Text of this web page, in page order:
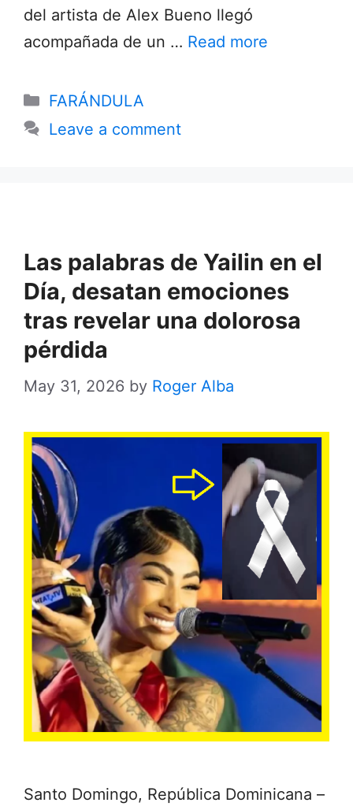
del artista de Alex Bueno llegó
acompañada de un … Read more
Categories
FARÁNDULA
Leave a comment
Las palabras de Yailin en el
Día, desatan emociones
tras revelar una dolorosa
pérdida
May 31, 2026 by Roger Alba
Santo Domingo, República Dominicana –